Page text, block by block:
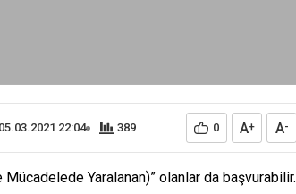
22:04 389 0 A+ A-
Yaralanan)” olanlar da başvurabilir.